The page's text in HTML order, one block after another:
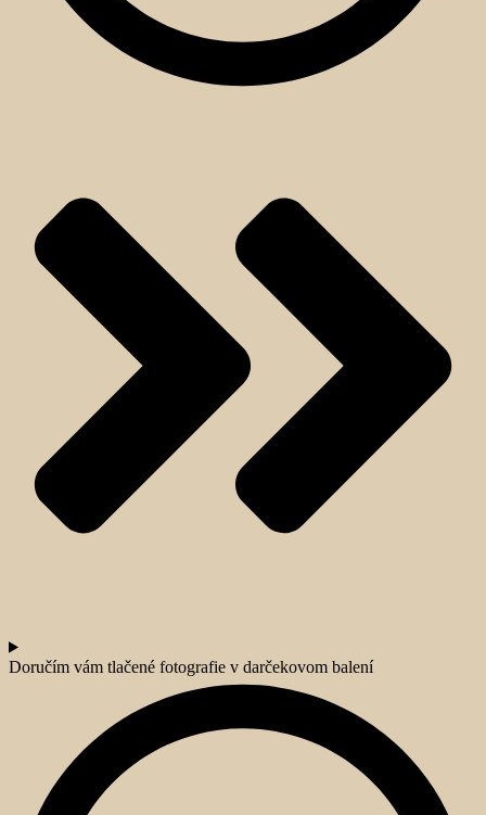
Doručím vám tlačené fotografie v darčekovom balení